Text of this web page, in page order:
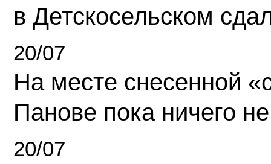
в Детскосельском
20/07
На месте снесенной
Панове пока ничего
20/07